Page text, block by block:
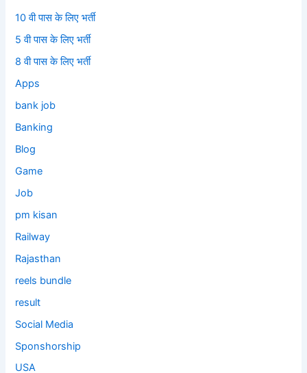
10 वी पास के लिए भर्ती
5 वी पास के लिए भर्ती
8 वी पास के लिए भर्ती
Apps
bank job
Banking
Blog
Game
Job
pm kisan
Railway
Rajasthan
reels bundle
result
Social Media
Sponshorship
USA